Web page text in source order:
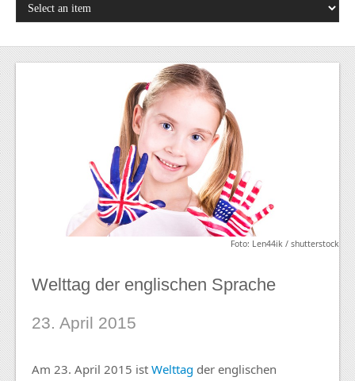
Foto: Len44ik / shutterstock
Welttag der englischen Sprache
23. April 2015
Am 23. April 2015 ist Welttag der englischen